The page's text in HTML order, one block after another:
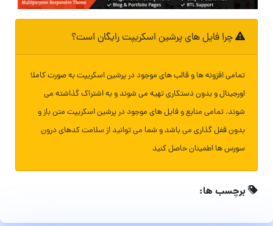
چرا فایل های پرشین اسکریپت رایگان است؟
تمامی افزونه ها و قالب های موجود در پرشین اسکریپت به صورت کاملا
اورجینال و بدون دستکاری تهیه می شوند و به اشتراک گذاشته می
شوند. تمامی منابع و فایل های موجود در پرشین اسکریپت متن باز و
بدون قفل گذاری می باشد و شما می توانید از سلامت کدهای درون
سورس ها اطمینان حاصل کنید
برچسب ها: